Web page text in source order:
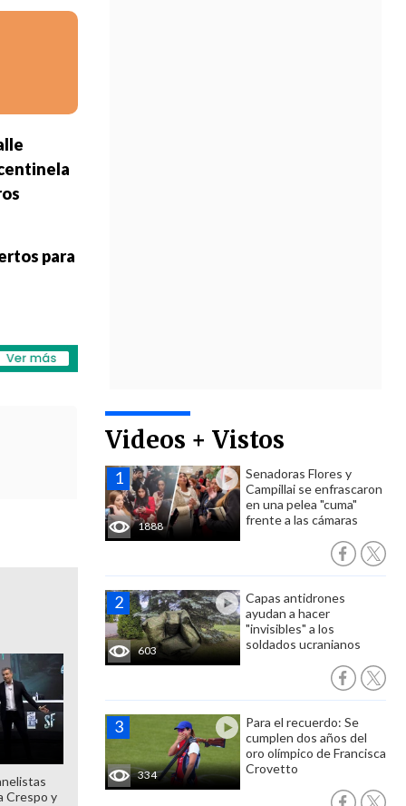
Videos + Vistos
1888
Senadoras Flores y
Campillai se enfrascaron
en una pelea "cuma"
frente a las cámaras
603
Capas antidrones
ayudan a hacer
"invisibles" a los
soldados ucranianos
334
Para el recuerdo: Se
cumplen dos años del
oro olímpico de Francisca
Crovetto
para
Crespo y